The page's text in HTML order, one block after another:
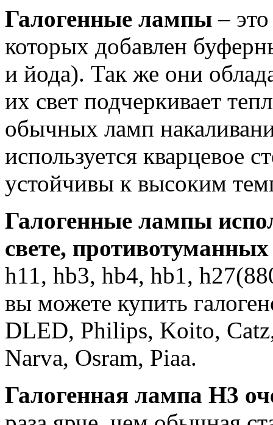
Галогенные лампы –
которых добавлен
и йода). Так же они
их свет подчеркивает
обычных ламп
используется кварцевое
устойчивы к высоким
Галогенные лампы
свете,
h11, hb3, hb4, hb1,
вы можете купить
DLED, Philips, Koito,
Narva, Osram, Piaa.
Галогенная лампа H3